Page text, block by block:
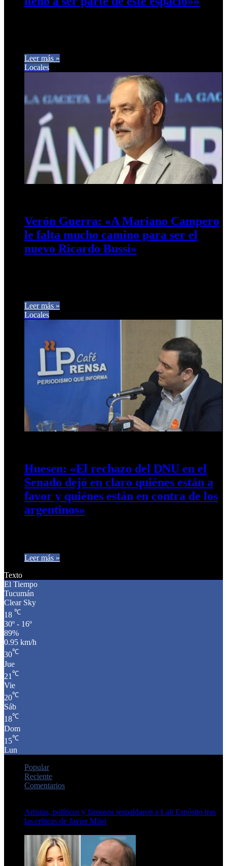
Leer más »
Locales
Verón Guerra: «A Mariano Campero
le falta mucho camino para ser el
nuevo Ricardo Bussi»
Leer más »
Locales
Huesen: «El rechazo del DNU en el
Senado dejó en claro quiénes están a
favor y quiénes están en contra de los
argentinos»
Leer más »
Texto
El Tiempo
Tucumán
Clear Sky
18 ℃
30º - 16º
89%
0.95 km/h
30℃
Jue
21 ℃
Vie
20℃
Sáb
18℃
Dom
15℃
Lun
Popular
Reciente
Comentarios
Artistas, políticos y famosos respaldaron a Lali Espósito tras
las críticas de Javier Milei